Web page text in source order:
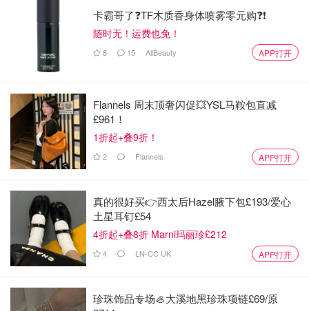
卡霸哥了❓TF木质香身体喷雾零元购❓❗
随时无！运费也免！
8 15 AllBeauty APP打开
Flannels 周末顶奢闪促💥YSL马鞍包直减
£961！
1折起+叠9折！
2 Flannels APP打开
真的很好买👉西太后Hazel腋下包£193/爱心
土星耳钉£54
4折起+叠8折 Marni玛丽珍£212
4 LN-CC UK APP打开
珍珠饰品专场🦪大溪地黑珍珠项链£69/原